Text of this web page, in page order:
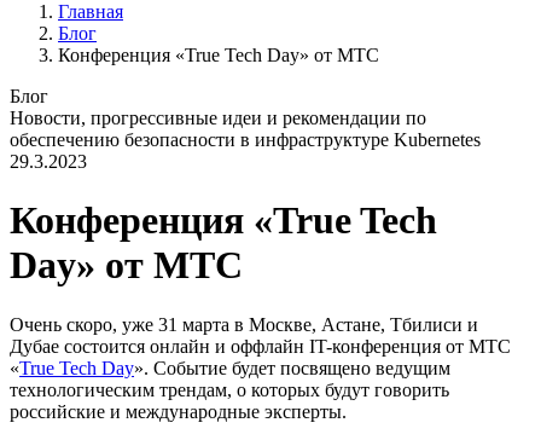
Главная
Блог
Конференция «True Tech Day» от МТС
Блог
Новости, прогрессивные идеи и рекомендации по
обеспечению безопасности в инфраструктуре Kubernetes
29.3.2023
Конференция «True Tech
Day» от МТС
Очень скоро, уже 31 марта в Москве, Астане, Тбилиси и
Дубае состоится онлайн и оффлайн IT-конференция от МТС
«True Tech Day». Событие будет посвящено ведущим
технологическим трендам, о которых будут говорить
российские и международные эксперты.